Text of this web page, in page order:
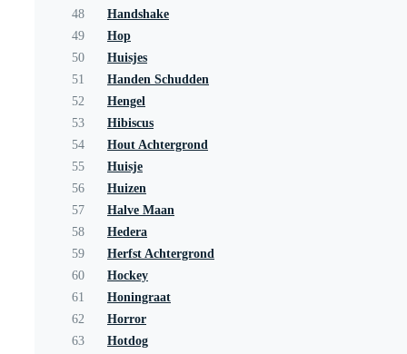
48
Handshake
49
Hop
50
Huisjes
51
Handen Schudden
52
Hengel
53
Hibiscus
54
Hout Achtergrond
55
Huisje
56
Huizen
57
Halve Maan
58
Hedera
59
Herfst Achtergrond
60
Hockey
61
Honingraat
62
Horror
63
Hotdog